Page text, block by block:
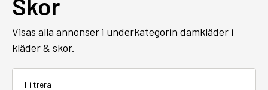
Skor
Visas alla annonser i underkategorin damkläder i
kläder & skor.
Filtrera: